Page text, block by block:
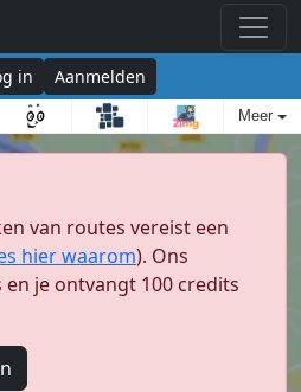
in Aanmelden
Meer
van routes vereist een
hier waarom). Ons
je ontvangt 100 credits